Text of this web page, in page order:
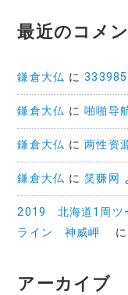
最近のコメ
鎌倉大仏 に333985
鎌倉大仏 に啪啪导
鎌倉大仏 に两性资
鎌倉大仏 に笑赚网
2019 北海道1周ツ
ライン 神威岬
に
アーカイブ